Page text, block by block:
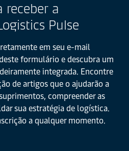
receber a
Pulse
em seu e-mail
formulário e descubra um
integrada. Encontre
de artigos que o ajudarão a
compreender as
sua estratégia de logística.
a qualquer momento.